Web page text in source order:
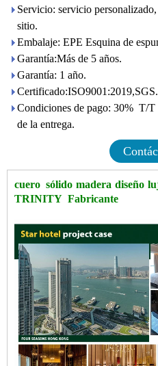
Servicio: servicio
sitio.
Embalaje: EPE Esquina de
Garantía:Más de 5 años.
Garantía: 1 año.
Certificado:ISO9001:2019,SGS.
Condiciones de pago: 30% T/
de la entrega.
cuero sólido madera diseño
TRINITY Fabricante